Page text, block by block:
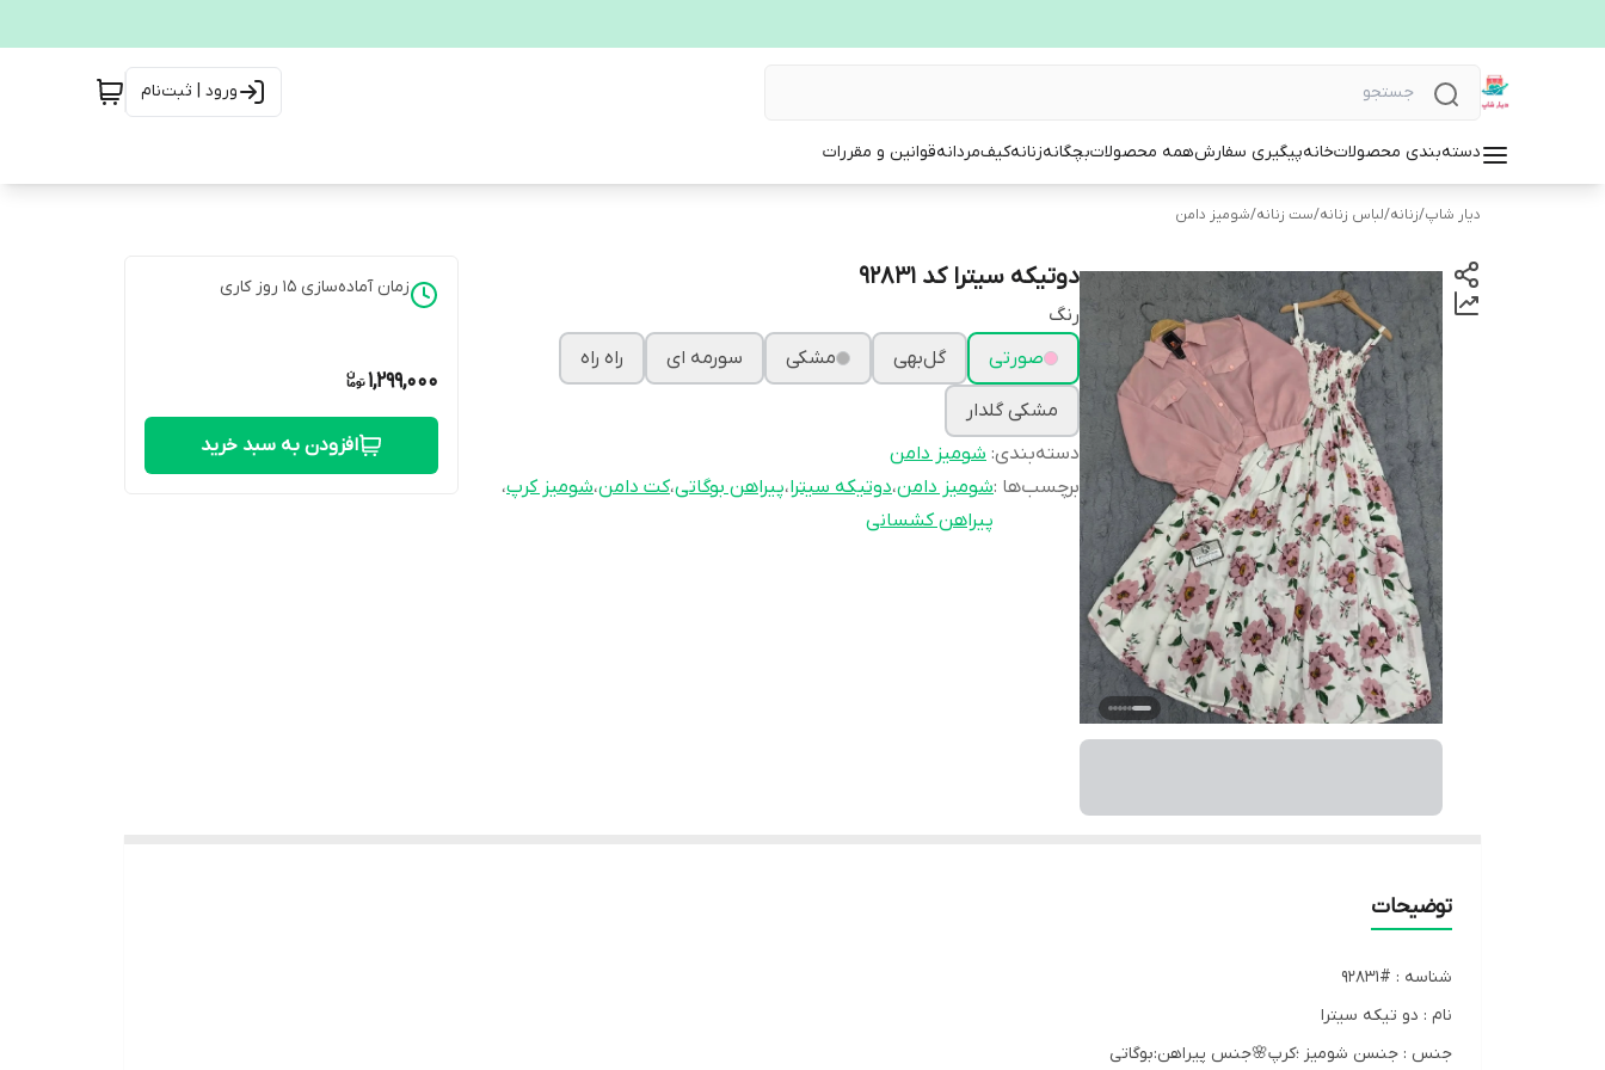
ورود | ثبت‌نام
دسته‌بندی محصولاتخانهپیگیری سفارشهمه محصولاتبچگانهزنانهکیفمردانهقوانین و مقررات
دیار شاپ/زنانه/لباس زنانه/ست زنانه/شومیز دامن
دوتیکه سیترا کد 92831
رنگ
صورتی
گل‌بهی مشکی سورمه ای راه راه
مشکی گلدار
دسته‌بندی: شومیز دامن
برچسب‌ها :شومیز دامن،دوتیکه سیترا،پیراهن بوگاتی،کت دامن،شومیز کرپ،
پیراهن کشسانی
زمان آماده‌سازی 15 روز کاری
1,299,000
افزودن به سبد خرید
توضیحات
شناسه : #92831
نام : دو تیکه سیترا
جنس : جنسن شومیز ؛کرپ🌸جنس پیراهن:بوگاتی